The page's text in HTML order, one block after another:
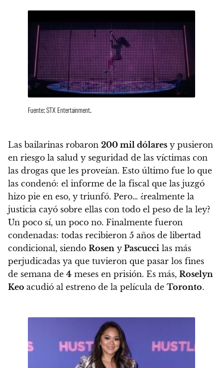
Fuente: STX Entertainment.
Las bailarinas robaron 200 mil dólares y pusieron
en riesgo la salud y seguridad de las víctimas con
las drogas que les proveían. Esto último fue lo que
las condenó: el informe de la fiscal que las juzgó
hizo pie en eso, y triunfó. Pero… ¿realmente la
justicia cayó sobre ellas con todo el peso de la ley?
Un poco sí, un poco no. Finalmente fueron
condenadas: todas recibieron 5 años de libertad
condicional, siendo Rosen y Pascucci las más
perjudicadas ya que tuvieron que pasar los fines
de semana de 4 meses en prisión. Es más, Roselyn
Keo acudió al estreno de la película de Toronto.